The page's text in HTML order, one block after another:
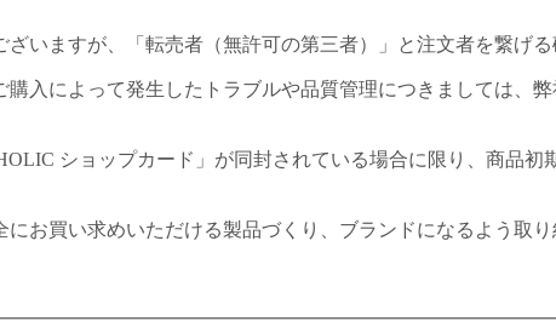
いますが、「転売者（無許可の第三者）」と注文者を繋げ
入によって発生したトラブルや品質管理につきましては、
ショップカード」が同封されている場合に限り、商品
お買い求めいただける製品づくり、ブランドになるよう取